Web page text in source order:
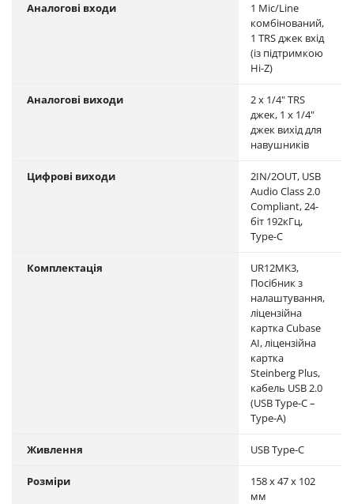
Аналогові входи
1 Mic/Line
комбінований,
1 TRS джек вхід
(із підтримкою
Hi-Z)
Аналогові виходи
2 х 1/4" TRS
джек, 1 х 1/4"
джек вихід для
навушників
Цифрові виходи
2IN/2OUT, USB
Audio Class 2.0
Compliant, 24-
біт 192кГц,
Type-C
Комплектація
UR12MK3,
Посібник з
налаштування,
ліцензійна
картка Cubase
AI, ліцензійна
картка
Steinberg Plus,
кабель USB 2.0
(USB Type-C –
Type-A)
Живлення USB Type-C
Розміри
158 х 47 х 102
мм